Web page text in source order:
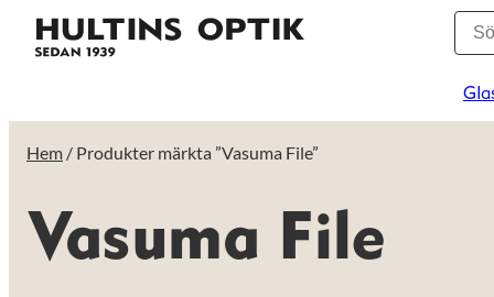
Hem / Produkter märkta ”Vasuma File”
Vasuma File